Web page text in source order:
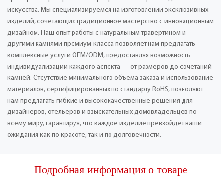
искусства. Мы специализируемся на изготовлении эксклюзивных
изделий, сочетающих традиционное мастерство с инновационным
дизайном. Наш опыт работы с натуральным травертином и
другими камнями премиум-класса позволяет нам предлагать
комплексные услуги OEM/ODM, предоставляя возможность
индивидуализации каждого аспекта — от размеров до сочетаний
камней. Отсутствие минимального объема заказа и использование
материалов, сертифицированных по стандарту RoHS, позволяют
нам предлагать гибкие и высококачественные решения для
дизайнеров, отельеров и взыскательных домовладельцев по
всему миру, гарантируя, что каждое изделие превзойдет ваши
ожидания как по красоте, так и по долговечности.
Подробная информация о товаре